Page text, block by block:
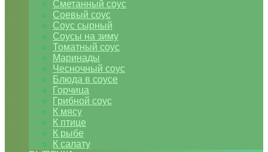
Сметанный соус
Соевый соус
Соус сырный
Соусы на зиму
Томатный соус
Маринады
Чесночный соус
Блюда в соусе
Горчица
Грибной соус
К мясу
К птице
К рыбе
К салату